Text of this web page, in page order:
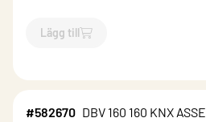
Lägg till
`$Lägg till
#582670 DBV 160 160 KNX ASSE